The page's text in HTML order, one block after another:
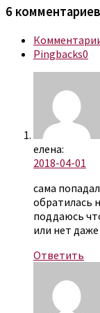
6 комментариев
Pingbacks0
елена:
2018-04-01
сама
обратилась
поддаюсь
или нет
Ответить